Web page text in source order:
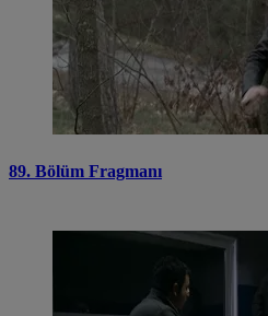
89. Bölüm Fragmanı